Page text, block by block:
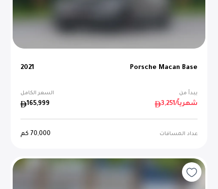
Porsche Macan Base
2021
يبدأ من السعر الكامل
3,251 /شهرياً 165,999
عداد المسافات 70,000 كم